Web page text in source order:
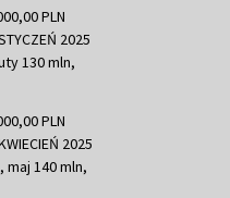
PLN
2025
130 mln,
PLN
2025
maj 140 mln,